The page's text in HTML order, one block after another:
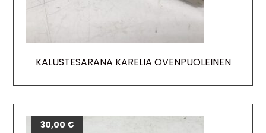
KALUSTESARANA KARELIA OVENPUOLEINEN
30,00 €